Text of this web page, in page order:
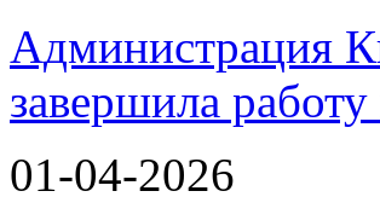
Администрация
завершила
01-04-2026